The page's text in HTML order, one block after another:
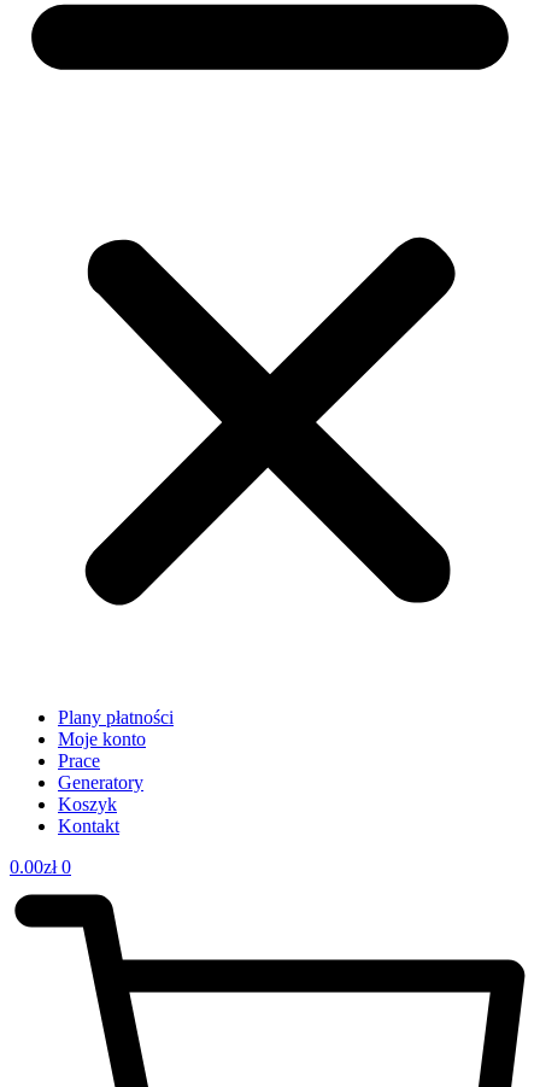
Plany płatności
Moje konto
Prace
Generatory
Koszyk
Kontakt
0.00zł 0